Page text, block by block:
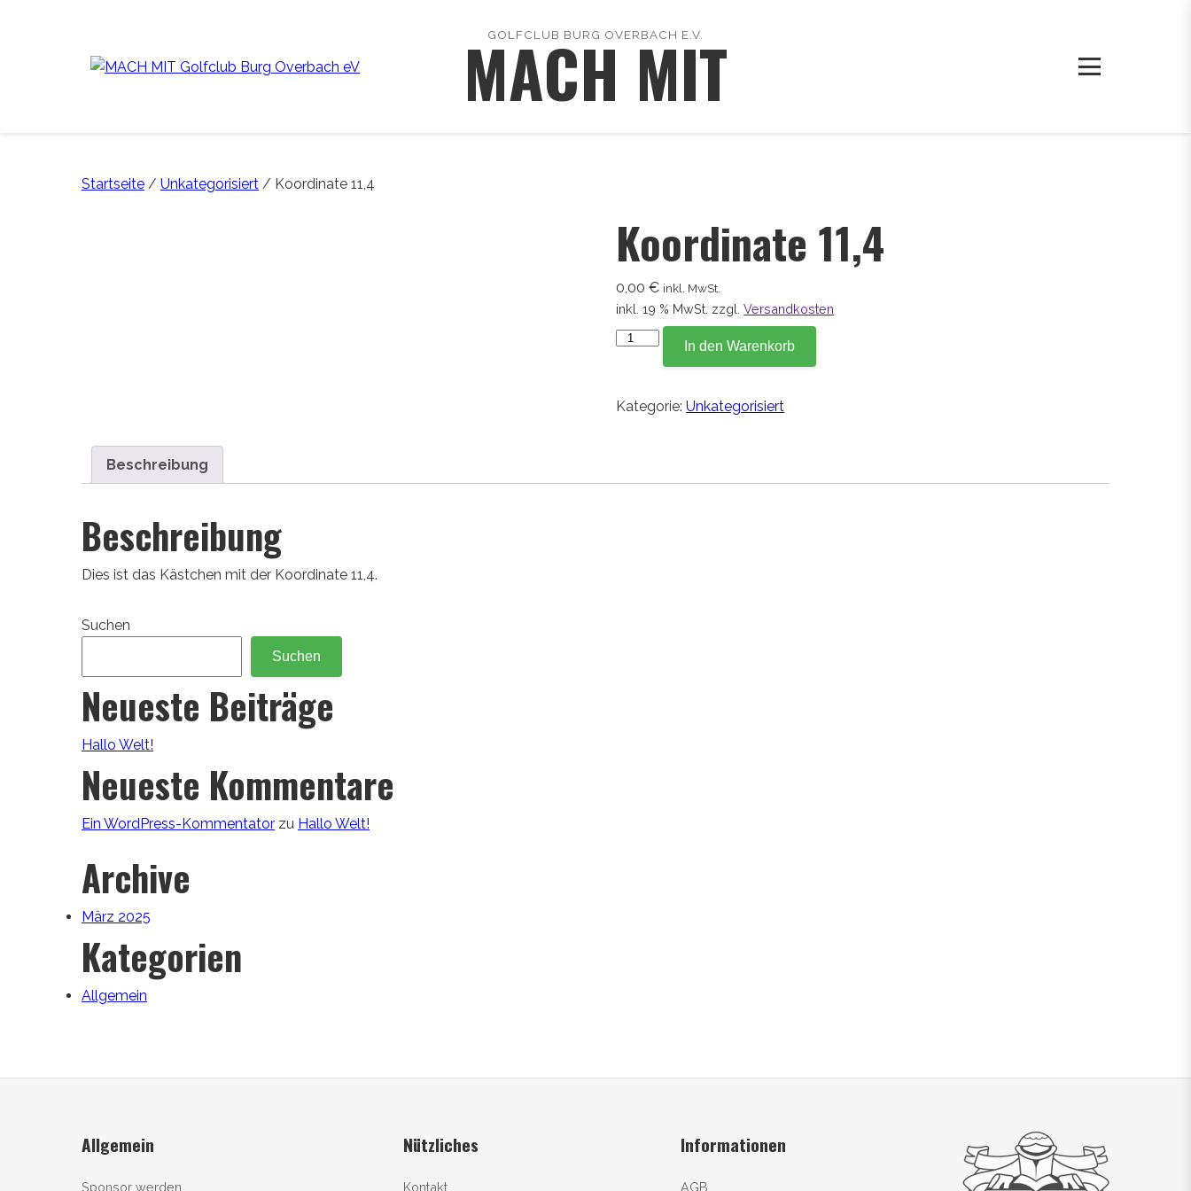
GOLFCLUB BURG OVERBACH E.V.
MACH MIT
Startseite / Unkategorisiert / Koordinate 11,4
Koordinate 11,4
0,00€ inkl. MwSt.
inkl. 19 % MwSt. zzgl.Versandkosten
Koordinate
In den Warenkorb
Kategorie:Unkategorisiert
Beschreibung
Beschreibung
Dies ist das Kästchen mit der Koordinate 11,4.
Suchen
Suchen
Neueste Beiträge
Hallo Welt!
Neueste Kommentare
Ein WordPress-Kommentator zu Hallo Welt!
Archive
März 2025
Kategorien
Allgemein
Allgemein
Sponsor werden
Nützliches
Kontakt
Informationen
AGB